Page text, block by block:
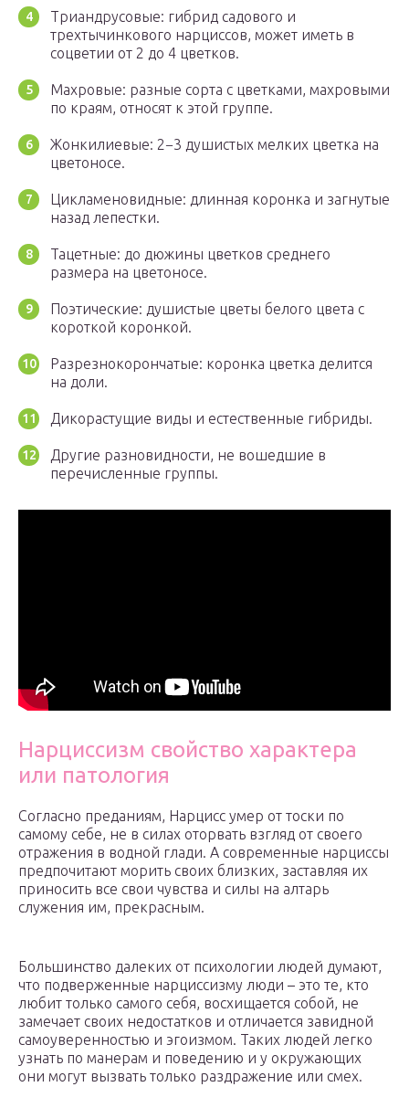
Триандрусовые: гибрид садового и
трехтычинкового нарциссов, может иметь в
соцветии от 2 до 4 цветков.
Махровые: разные сорта с цветками, махровыми
по краям, относят к этой группе.
Жонкилиевые: 2−3 душистых мелких цветка на
цветоносе.
Цикламеновидные: длинная коронка и загнутые
назад лепестки.
Тацетные: до дюжины цветков среднего
размера на цветоносе.
Поэтические: душистые цветы белого цвета с
короткой коронкой.
Разрезнокорончатые: коронка цветка делится
на доли.
Дикорастущие виды и естественные гибриды.
Другие разновидности, не вошедшие в
перечисленные группы.
Нарциссизм свойство характера
или патология
Согласно преданиям, Нарцисс умер от тоски по
самому себе, не в силах оторвать взгляд от своего
отражения в водной глади. А современные нарциссы
предпочитают морить своих близких, заставляя их
приносить все свои чувства и силы на алтарь
служения им, прекрасным.
Большинство далеких от психологии людей думают,
что подверженные нарциссизму люди – это те, кто
любит только самого себя, восхищается собой, не
замечает своих недостатков и отличается завидной
самоуверенностью и эгоизмом. Таких людей легко
узнать по манерам и поведению и у окружающих
они могут вызвать только раздражение или смех.